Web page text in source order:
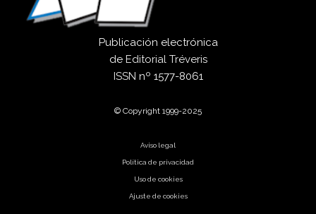
Publicación electrónica
de Editorial Tréveris
ISSN nº 1577-8061
© Copyright 1999-2025
Aviso legal
Política de privacidad
Uso de cookies
Ajuste de cookies